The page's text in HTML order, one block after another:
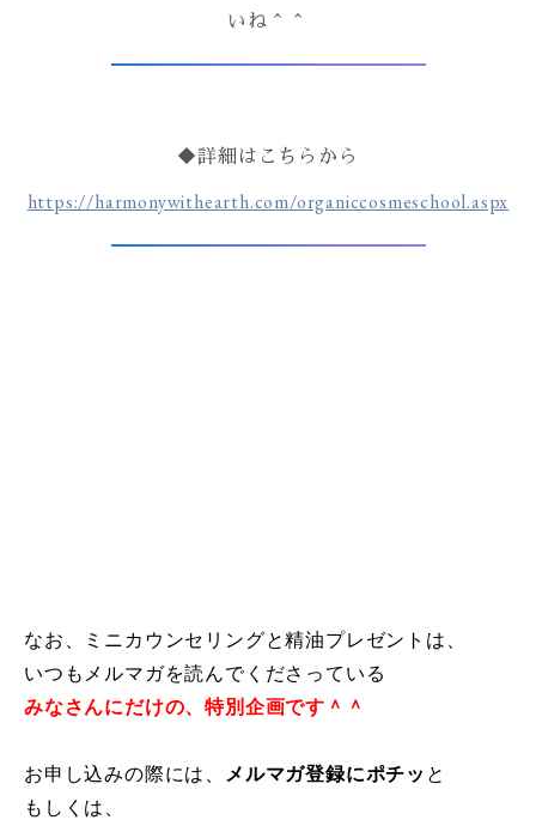
いね＾＾
◆詳細はこちらから
https://harmonywithearth.com/organiccosmeschool.aspx
なお、ミニカウンセリングと精油プレゼントは、
いつもメルマガを読んでくださっている
みなさんにだけの、特別企画です＾＾
お申し込みの際には、 メルマガ登録にポチッ と
もしくは、